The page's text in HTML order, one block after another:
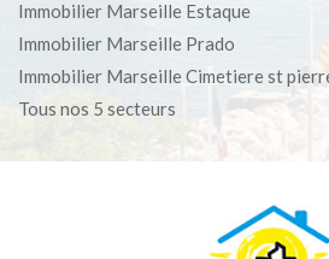
Immobilier Marseille Estaque
Immobilier Marseille Prado
Immobilier Marseille Cimetiere st
Tous nos 5 secteurs